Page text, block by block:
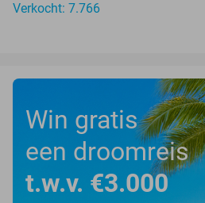
Verkocht: 7.766
Win gratis
een droomreis
t.w.v. €3.000